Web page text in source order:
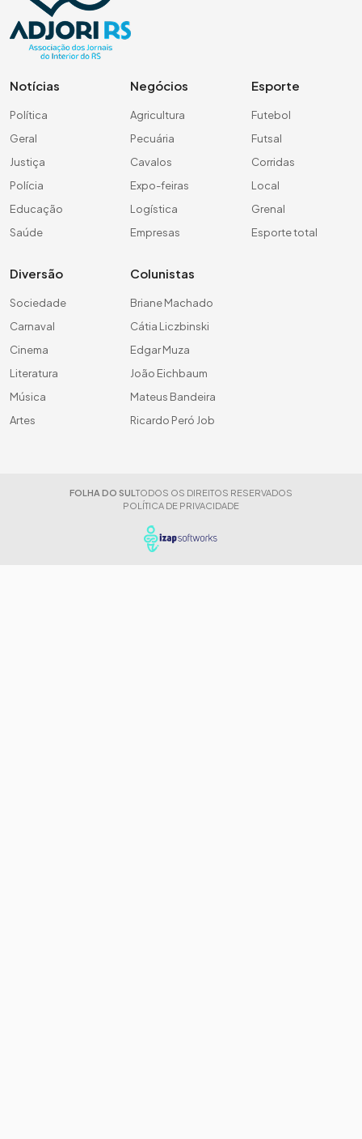
Notícias
Política
Geral
Justiça
Polícia
Educação
Saúde
Negócios
Agricultura
Pecuária
Cavalos
Expo-feiras
Logística
Empresas
Esporte
Futebol
Futsal
Corridas
Local
Grenal
Esporte total
Diversão
Sociedade
Carnaval
Cinema
Literatura
Música
Artes
Colunistas
Briane Machado
Cátia Liczbinski
Edgar Muza
João Eichbaum
Mateus Bandeira
Ricardo Peró Job
FOLHA DO SUL TODOS OS DIREITOS RESERVADOS
POLÍTICA DE PRIVACIDADE